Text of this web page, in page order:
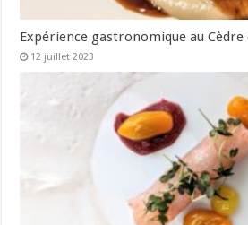
Expérience gastronomique au Cèdre
12 juillet 2023